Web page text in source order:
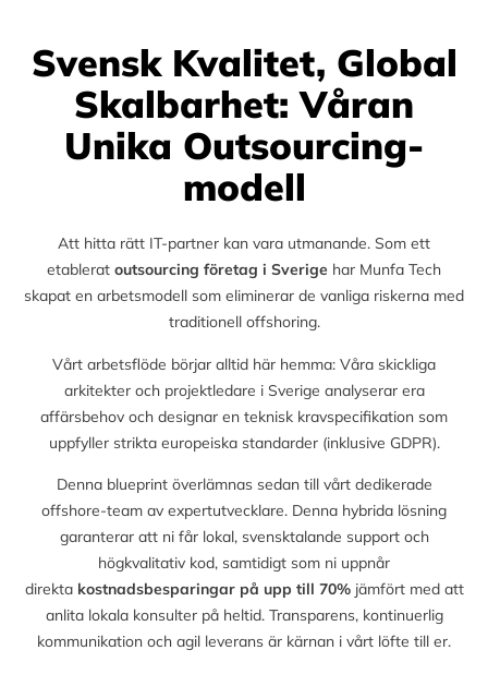
Svensk Kvalitet, Global
Skalbarhet: Våran
Unika Outsourcing-
modell
Att hitta rätt IT-partner kan vara utmanande. Som ett
etablerat outsourcing företag i Sverige har Munfa Tech
skapat en arbetsmodell som eliminerar de vanliga riskerna med
traditionell offshoring.
Vårt arbetsflöde börjar alltid här hemma: Våra skickliga
arkitekter och projektledare i Sverige analyserar era
affärsbehov och designar en teknisk kravspecifikation som
uppfyller strikta europeiska standarder (inklusive GDPR).
Denna blueprint överlämnas sedan till vårt dedikerade
offshore-team av expertutvecklare. Denna hybrida lösning
garanterar att ni får lokal, svensktalande support och
högkvalitativ kod, samtidigt som ni uppnår
direkta kostnadsbesparingar på upp till 70%jämfört med att
anlita lokala konsulter på heltid. Transparens, kontinuerlig
kommunikation och agil leverans är kärnan i vårt löfte till er.